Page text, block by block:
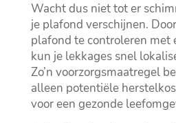
Wacht dus niet tot er
je plafond verschijnen.​
plafond te controleren met
kun je lekkages snel
Zo’n voorzorgsmaatregel
alleen potentiële
voor een gezonde